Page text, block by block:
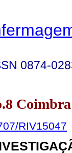
0874-
RIV15047